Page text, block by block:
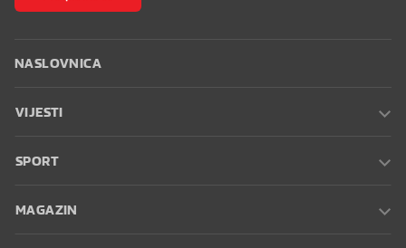
NASLOVNICA
VIJESTI
SPORT
MAGAZIN